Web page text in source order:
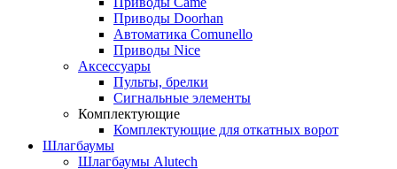
Приводы Doorhan
Автоматика Comunello
Приводы Nice
Аксессуары
Пульты, брелки
Сигнальные элементы
Комплектующие
Комплектующие для откатных ворот
Шлагбаумы
Шлагбаумы Alutech